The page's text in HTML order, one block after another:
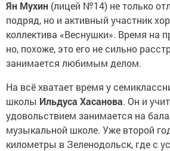
Ян Мухин (лицей №14) не только
подряд, но и активный участник
коллектива «Веснушки». Время на
но, похоже, это его не сильно
занимается любимым делом.
На всё хватает время у
школы Ильдуса Хасанова. Он и
удовольствием занимается на
музыкальной школе. Уже второй
километры в Зеленодольск, где с